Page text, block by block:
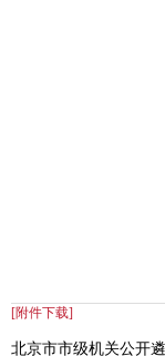
[附件下载]
北京市市级机关公开